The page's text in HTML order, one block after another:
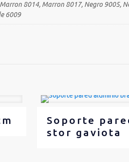
8014, Marron 8017, Negro 9005,
6009
Soporte
stor gaviota